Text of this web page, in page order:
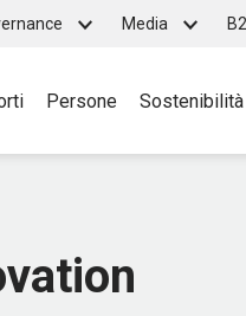
Media
Persone Sostenibilità